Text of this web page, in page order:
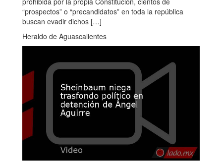
“prospectos” o “precandidatos” en toda la república
buscan evadir dichos […]
Heraldo de Aguascalientes